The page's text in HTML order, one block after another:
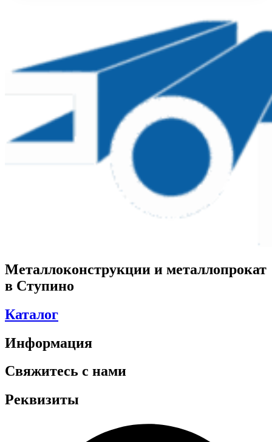
Металлоконструкции и металлопрокат
в Ступино
Каталог
Информация
Свяжитесь с нами
Реквизиты